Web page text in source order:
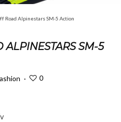
Road Alpinestars SM-5 Action
SM-5
· 0